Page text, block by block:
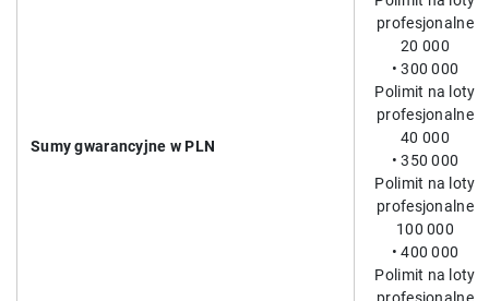
Sumy gwarancyjne w PLN
profesjonalne
20 000
• 300 000
Polimit na loty
profesjonalne
40 000
• 350 000
Polimit na loty
profesjonalne
100 000
• 400 000
Polimit na loty